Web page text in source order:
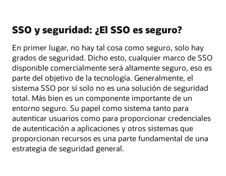
SSO y seguridad: ¿El SSO es seguro?
En primer lugar, no hay tal cosa como seguro, solo hay
grados de seguridad. Dicho esto, cualquier marco de SSO
disponible comercialmente será altamente seguro, eso es
parte del objetivo de la tecnología. Generalmente, el
sistema SSO por sí solo no es una solución de seguridad
total. Más bien es un componente importante de un
entorno seguro. Su papel como sistema tanto para
autenticar usuarios como para proporcionar credenciales
de autenticación a aplicaciones y otros sistemas que
proporcionan recursos es una parte fundamental de una
estrategia de seguridad general.